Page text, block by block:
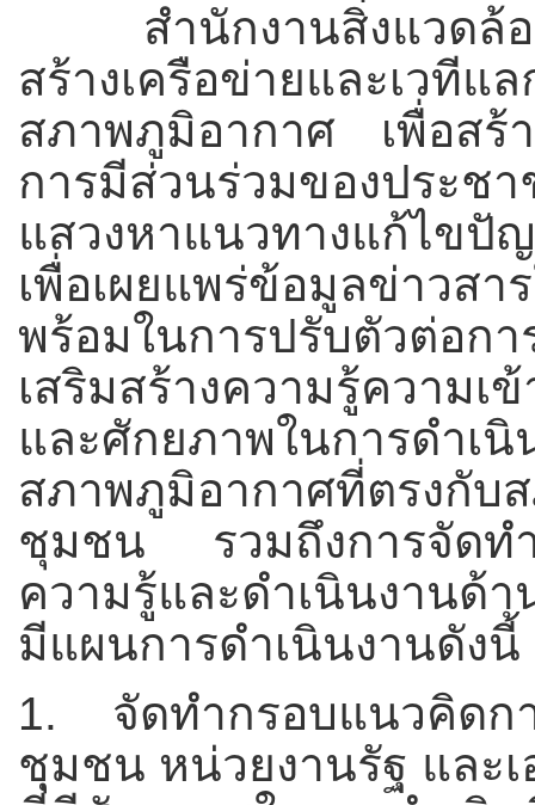
สำนักงานสิ่งแวดล้อม
สร้างเครือข่ายและเวทีแ
สภาพภูมิอากาศ เพื่อสร้
การมีส่วนร่วมของปร
แสวงหาแนวทางแก้ไขปั
เพื่อเผยแพร่ข้อมูลข่าวส
พร้อมในการปรับตัวต่อ
เสริมสร้างความรู้ความเ
และศักยภาพในการดำเ
สภาพภูมิอากาศที่ตรงกับ
ชุมชน รวมถึงการจัดทำ
ความรู้และดำเนินงานด้
มีแผนการดำเนินงานดังนี้
1. จัดทำกรอบแนวคิดก
ชุมชน หน่วยงานรัฐ และ